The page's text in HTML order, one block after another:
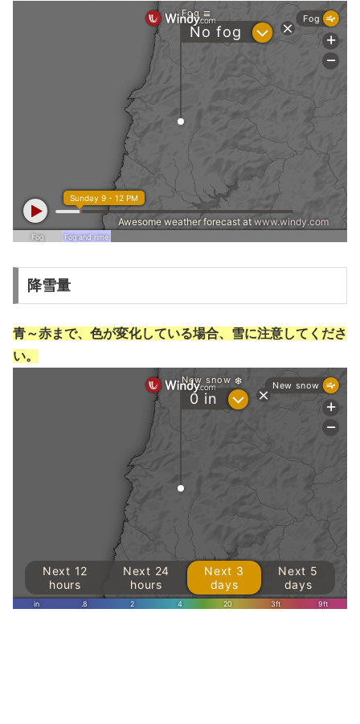
降雪量
青～赤まで、色が変化している場合、雪に注意してくださ
い。